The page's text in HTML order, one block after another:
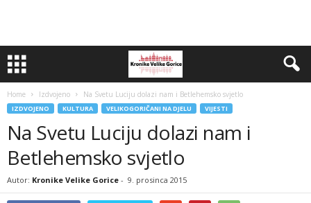
Home Izdvojeno Na Svetu Luciju dolazi nam i Betlehemsko svjetlo
IZDVOJENO KULTURA VELIKOGORIČANI NA DJELU VIJESTI
Na Svetu Luciju dolazi nam i
Betlehemsko svjetlo
Autor: Kronike Velike Gorice - 9. prosinca 2015